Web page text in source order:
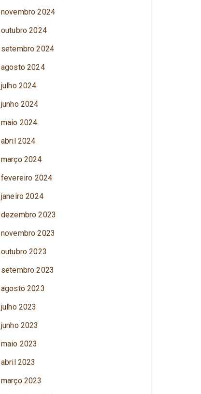
novembro 2024
outubro 2024
setembro 2024
agosto 2024
julho 2024
junho 2024
maio 2024
abril 2024
março 2024
fevereiro 2024
janeiro 2024
dezembro 2023
novembro 2023
outubro 2023
setembro 2023
agosto 2023
julho 2023
junho 2023
maio 2023
abril 2023
março 2023